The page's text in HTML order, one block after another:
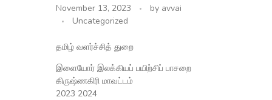
November 13, 2023 by avvai
Uncategorized
தமிழ் வளர்ச்சித் துறை
இளையோர் இலக்கியப் பயிற்சிப் பாசறை
கிருஷ்ணகிரி மாவட்டம்
2023 2024